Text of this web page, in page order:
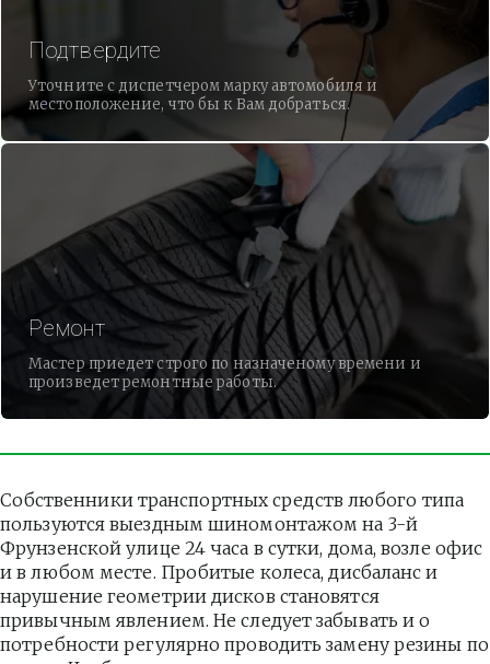
Подтвердите
Уточните с диспетчером марку автомобиля и
местоположение, что бы к Вам добраться.
Ремонт
Мастер приедет строго по назначеному времени и
произведет ремонтные работы.
Собственники транспортных средств любого типа
пользуются выездным шиномонтажом на 3-й
Фрунзенской улице 24 часа в сутки, дома, возле офис
и в любом месте. Пробитые колеса, дисбаланс и
нарушение геометрии дисков становятся
привычным явлением. Не следует забывать и о
потребности регулярно проводить замену резины по